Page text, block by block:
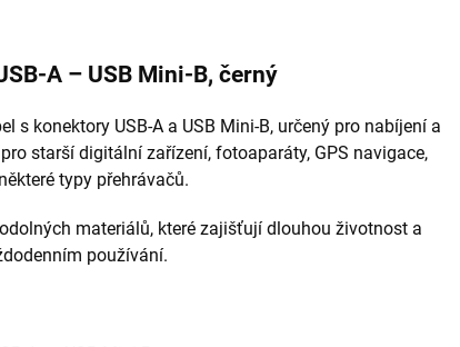
A – USB Mini-B, černý
s konektory USB-A a USB Mini-B, určený pro nabíjení a
starší digitální zařízení, fotoaparáty, GPS navigace,
typy přehrávačů.
materiálů, které zajišťují dlouhou životnost a
používání.